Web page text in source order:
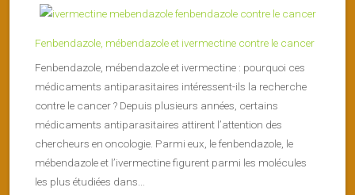
Fenbendazole, mébendazole et ivermectine contre le cancer
Fenbendazole, mébendazole et ivermectine : pourquoi ces
médicaments antiparasitaires intéressent-ils la recherche
contre le cancer ? Depuis plusieurs années, certains
médicaments antiparasitaires attirent l’attention des
chercheurs en oncologie. Parmi eux, le fenbendazole, le
mébendazole et l’ivermectine figurent parmi les molécules
les plus étudiées dans...